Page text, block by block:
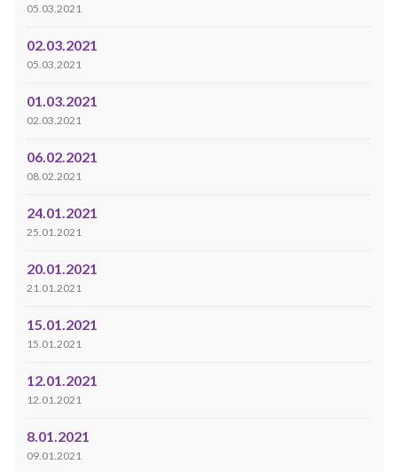
05.03.2021
02.03.2021
05.03.2021
01.03.2021
02.03.2021
06.02.2021
08.02.2021
24.01.2021
25.01.2021
20.01.2021
21.01.2021
15.01.2021
15.01.2021
12.01.2021
12.01.2021
8.01.2021
09.01.2021